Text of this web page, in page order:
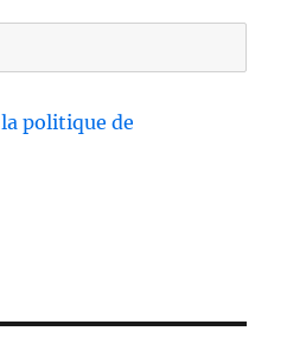
la politique de